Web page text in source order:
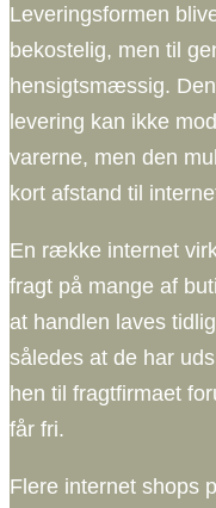
Leveringsformen
bekostelig, men til
hensigtsmæssig.
levering kan ikke
varerne, men den
kort afstand til
En række internet
fragt på mange af
at handlen laves
således at de har
hen til fragtfirmaet
får fri.
Flere internet shops